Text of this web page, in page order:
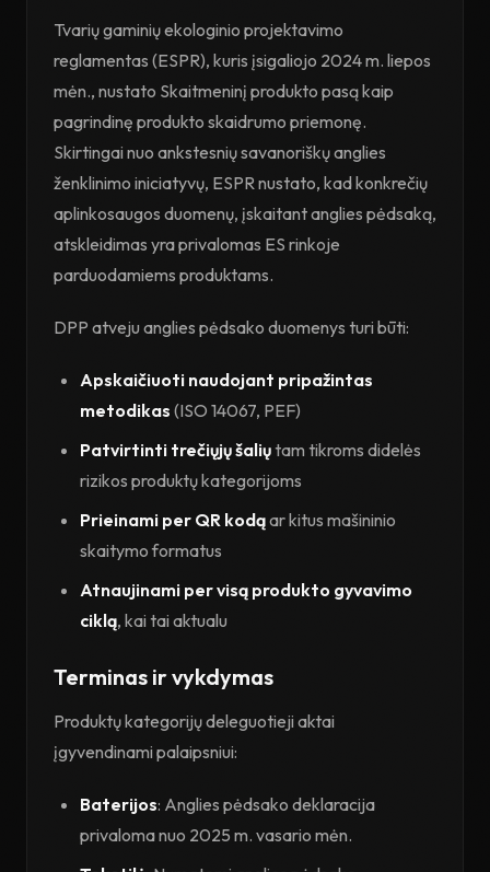
Tvarių gaminių ekologinio projektavimo
reglamentas (ESPR), kuris įsigaliojo 2024 m. liepos
mėn., nustato Skaitmeninį produkto pasą kaip
pagrindinę produkto skaidrumo priemonę.
Skirtingai nuo ankstesnių savanoriškų anglies
ženklinimo iniciatyvų, ESPR nustato, kad konkrečių
aplinkosaugos duomenų, įskaitant anglies pėdsaką,
atskleidimas yra privalomas ES rinkoje
parduodamiems produktams.
DPP atveju anglies pėdsako duomenys turi būti:
Apskaičiuoti naudojant pripažintas
metodikas (ISO 14067, PEF)
Patvirtinti trečiųjų šaliųtam tikroms didelės
rizikos produktų kategorijoms
Prieinami per QR kodąar kitus mašininio
skaitymo formatus
Atnaujinami per visą produkto gyvavimo
ciklą, kai tai aktualu
Terminas ir vykdymas
Produktų kategorijų deleguotieji aktai
įgyvendinami palaipsniui:
Baterijos: Anglies pėdsako deklaracija
privaloma nuo 2025 m. vasario mėn.